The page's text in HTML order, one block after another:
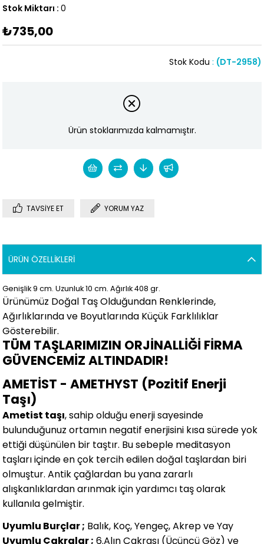
Stok Miktarı : 0
₺735,00
(DT-2958)
Stok Kodu
Ürün stoklarımızda kalmamıştır.
TAVSIYE ET YORUM YAZ
ÜRÜN ÖZELLIKLERI
Genişlik 9 cm.Uzunluk 10 cm.Ağırlık 408 gr.
Ürünümüz Doğal Taş Olduğundan Renklerinde,
Ağırlıklarında ve Boyutlarında Küçük Farklılıklar
Gösterebilir.
TÜM TAŞLARIMIZIN ORJİNALLİĞİ FİRMA
GÜVENCEMİZ ALTINDADIR!
AMETİST - AMETHYST (Pozitif Enerji
Taşı)
Ametist taşı, sahip olduğu enerji sayesinde
bulunduğunuz ortamın negatif enerjisini kısa sürede yok
ettiği düşünülen bir taştır. Bu sebeple meditasyon
taşları içinde en çok tercih edilen doğal taşlardan biri
olmuştur. Antik çağlardan bu yana zararlı
alışkanlıklardan arınmak için yardımcı taş olarak
kullanıla gelmiştir.
Uyumlu Burçlar ; Balık, Koç, Yengeç, Akrep ve Yay
Uyumlu Çakralar ; 6.Alın Çakrası (Üçüncü Göz) ve